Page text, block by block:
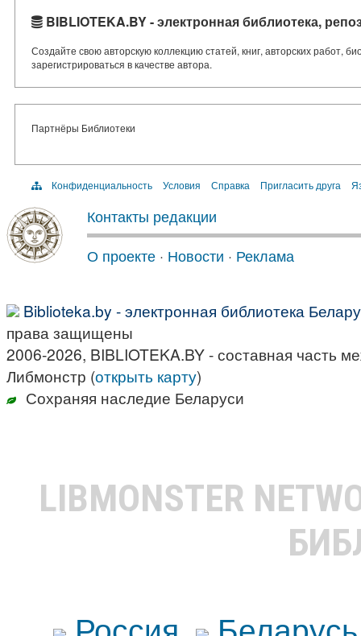
BIBLIOTEKA.BY - электронная библиотека,
Создайте свою авторскую коллекцию статей, книг, авторских работ,
зарегистрироваться в качестве автора.
Партнёры Библиотеки
Конфиденциальность Условия Справка Пригласить друга
Контакты редакции
О проекте · Новости · Реклама
Biblioteka.by - электронная библиотека
права защищены
2006-2026, BIBLIOTEKA.BY - составная часть
Либмонстр (открыть карту)
Сохраняя наследие Беларуси
LIBMONSTER